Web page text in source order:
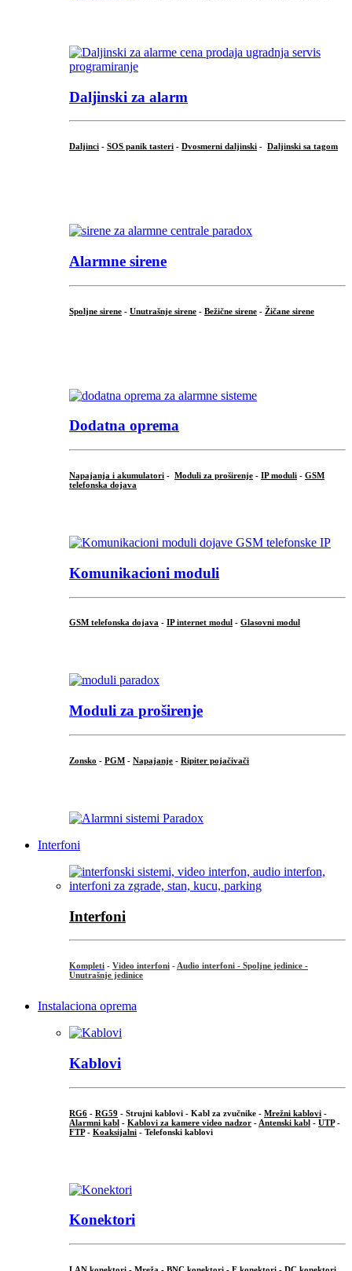
Daljinski za alarm
Daljinci - SOS panik tasteri - Dvosmerni daljinski - Daljinski sa tagom
Alarmne sirene
Spoljne sirene - Unutrašnje sirene - Bežične sirene - Žičane sirene
Dodatna oprema
Napajanja i akumulatori - Moduli za proširenje - IP moduli - GSM
telefonska dojava
Komunikacioni moduli
GSM telefonska dojava - IP internet modul - Glasovni modul
Moduli za proširenje
Zonsko - PGM - Napajanje - Ripiter pojačivači
Interfoni
Interfoni
Kompleti - Video interfoni - Audio interfoni - Spoljne jedinice -
Unutrašnje jedinice
Instalaciona oprema
Kablovi
RG6 - RG59 - Strujni kablovi - Kabl za zvučnike - Mrežni kablovi -
Alarmni kabl - Kablovi za kamere video nadzor - Antenski kabl - UTP-
FTP- Koaksijalni - Telefonski kablovi
Konektori